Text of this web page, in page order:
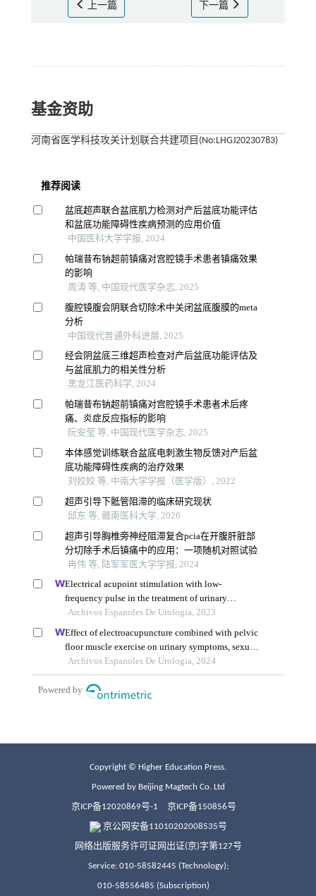
上一篇 下一篇
基金资助
河南省医学科技攻关计划联合共建项目(No:LHGJ20230783)
Copyright © Higher Education Press.
Powered by Beijing Magtech Co. Ltd
京ICP备12020869号-1 京ICP备150856号
京公网安备11010202008535号
网络出版服务许可证网出证(京)字第127号
Service: 010-58582445 (Technology);
010-58556485 (Subscription)